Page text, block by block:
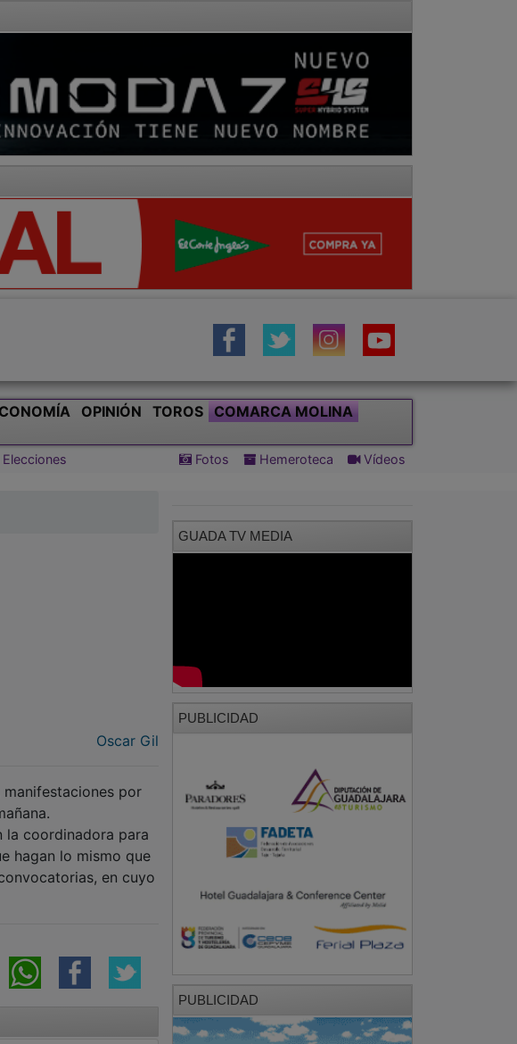
OPINIÓN TOROS COMARCA MOLINA
Elecciones Fotos Hemeroteca Vídeos
Oscar Gil
por
la coordinadora para
hagan lo mismo que
en cuyo
GUADA TV MEDIA
PUBLICIDAD
PUBLICIDAD